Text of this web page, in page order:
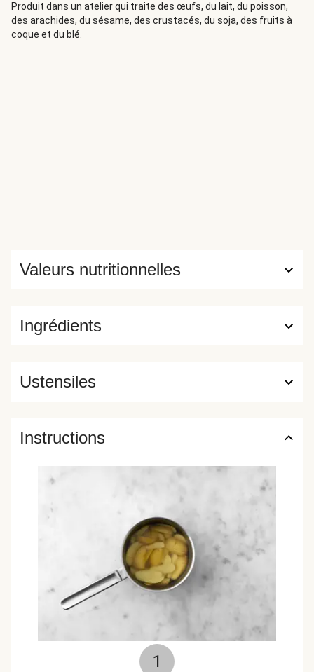
vous faudra qu’une vingtaine de minutes pour le réaliser !
Votre avocat n’est pas tout à fait mûr ? Il mûrira plus vite à
côté d’une banane ou d’une pomme, surtout si vous les
Produit dans un atelier qui traite des œufs, du lait, du poisson,
des arachides, du sésame, des crustacés, du soja, des fruits à
coque et du blé.
Ingrédients
Valeurs nutritionnelles
Ustensiles
Instructions
1